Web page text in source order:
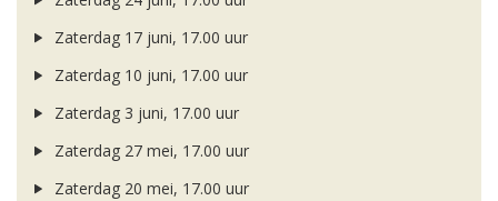
Zaterdag 17 juni, 17.00 uur
Zaterdag 10 juni, 17.00 uur
Zaterdag 3 juni, 17.00 uur
Zaterdag 27 mei, 17.00 uur
Zaterdag 20 mei, 17.00 uur